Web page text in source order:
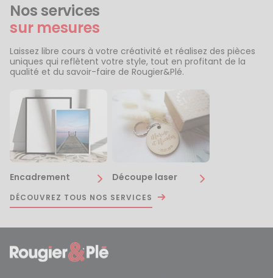
Nos services
sur mesures
Laissez libre cours à votre créativité et réalisez des pièces
uniques qui reflètent votre style, tout en profitant de la
qualité et du savoir-faire de Rougier&Plé.
Encadrement Découpe laser
DÉCOUVREZ TOUS NOS SERVICES